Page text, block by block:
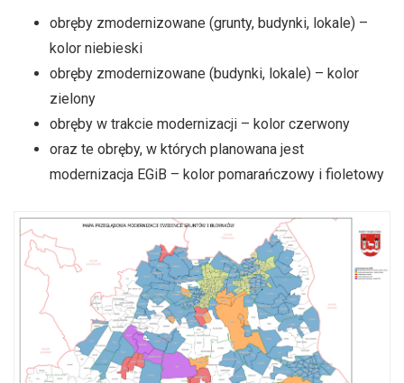
obręby zmodernizowane (grunty, budynki, lokale) –
kolor niebieski
obręby zmodernizowane (budynki, lokale) – kolor
zielony
obręby w trakcie modernizacji – kolor czerwony
oraz te obręby, w których planowana jest
modernizacja EGiB – kolor pomarańczowy i fioletowy